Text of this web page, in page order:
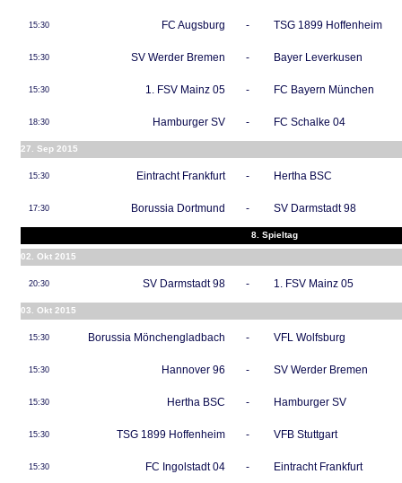
15:30 FC Augsburg - TSG 1899 Hoffenheim
15:30 SV Werder Bremen - Bayer Leverkusen
15:30 1. FSV Mainz 05 - FC Bayern München
18:30 Hamburger SV - FC Schalke 04
27. Sep 2015
15:30 Eintracht Frankfurt - Hertha BSC
17:30 Borussia Dortmund - SV Darmstadt 98
8. Spieltag
02. Okt 2015
20:30 SV Darmstadt 98 - 1. FSV Mainz 05
03. Okt 2015
15:30 Borussia Mönchengladbach - VFL Wolfsburg
15:30 Hannover 96 - SV Werder Bremen
15:30 Hertha BSC - Hamburger SV
15:30 TSG 1899 Hoffenheim - VFB Stuttgart
15:30 FC Ingolstadt 04 - Eintracht Frankfurt